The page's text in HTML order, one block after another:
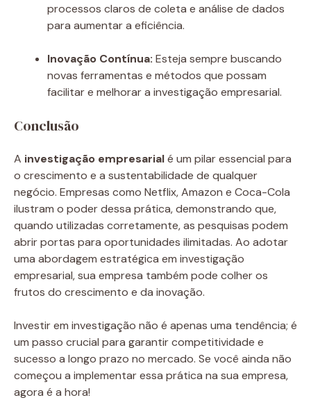
processos claros de coleta e análise de dados
para aumentar a eficiência.
Inovação Contínua: Esteja sempre buscando
novas ferramentas e métodos que possam
facilitar e melhorar a investigação empresarial.
Conclusão
A investigação empresarialé um pilar essencial para
o crescimento e a sustentabilidade de qualquer
negócio. Empresas como Netflix, Amazon e Coca-Cola
ilustram o poder dessa prática, demonstrando que,
quando utilizadas corretamente, as pesquisas podem
abrir portas para oportunidades ilimitadas. Ao adotar
uma abordagem estratégica em investigação
empresarial, sua empresa também pode colher os
frutos do crescimento e da inovação.
Investir em investigação não é apenas uma tendência; é
um passo crucial para garantir competitividade e
sucesso a longo prazo no mercado. Se você ainda não
começou a implementar essa prática na sua empresa,
agora é a hora!